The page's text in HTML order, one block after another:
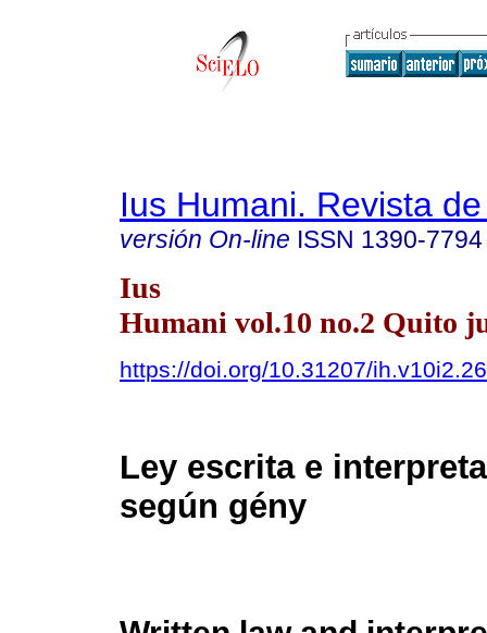
Ius Humani. Revista
versión On-line ISSN 1390-7794
Ius
Humani vol.10 no.2 Quito
https://doi.org/10.31207/
Ley escrita e
según gény